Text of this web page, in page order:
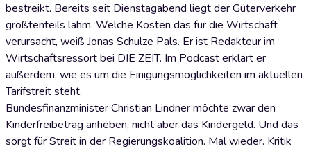
bestreikt. Bereits seit Dienstagabend liegt der Güterverkehr
größtenteils lahm. Welche Kosten das für die Wirtschaft
verursacht, weiß Jonas Schulze Pals. Er ist Redakteur im
Wirtschaftsressort bei DIE ZEIT. Im Podcast erklärt er
außerdem, wie es um die Einigungsmöglichkeiten im aktuellen
Tarifstreit steht.
Bundesfinanzminister Christian Lindner möchte zwar den
Kinderfreibetrag anheben, nicht aber das Kindergeld. Und das
sorgt für Streit in der Regierungskoalition. Mal wieder. Kritik